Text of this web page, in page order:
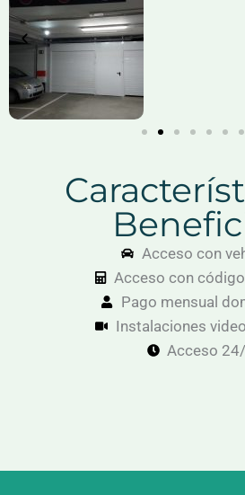
Acceso con
Acceso con
Pago mensual
Instalaciones
Acceso